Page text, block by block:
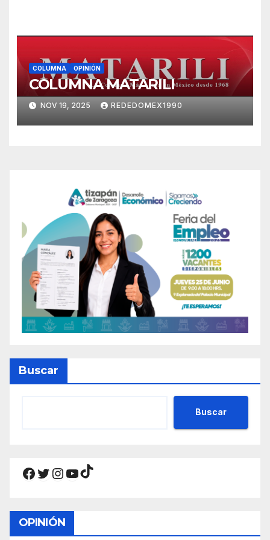
COLUMNA OPINIÓN
COLUMNA MATARILI
NOV 19, 2025 REDEDOMEX1990
Buscar
Buscar
Facebook
Twitter
Instagram
YouTube
TikTok
OPINIÓN